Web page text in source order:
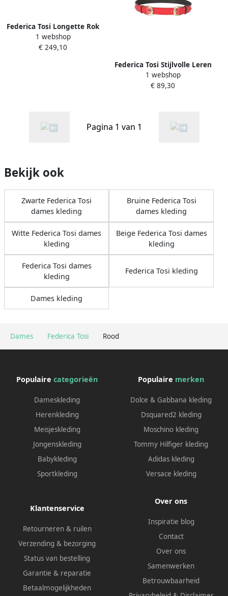
Dames Federica Tosi Rood
Federica Tosi Longette Rok
Red Dames
1 webshop
€ 249,10
Federica Tosi Stijlvolle Leren
Riem voor Vrouwen Red
Dames
1 webshop
€ 89,30
Pagina 1 van 1
Bekijk ook
Zwarte Federica Tosi
dames kleding
Bruine Federica Tosi
dames kleding
Witte Federica Tosi dames
kleding
Beige Federica Tosi dames
kleding
Federica Tosi dames
kleding
Federica Tosi kleding
Dames kleding
Populaire categorieën
Dameskleding
Herenkleding
Meisjeskleding
Jongenskleding
Babykleding
Sportkleding
Populaire merken
Dolce & Gabbana kleding
Dsquared2 kleding
Moschino kleding
Tommy Hilfiger kleding
Adidas kleding
Versace kleding
Klantenservice
Retourneren & ruilen
Verzending & bezorging
Status van bestelling
Garantie & reparatie
Betaalmogelijkheden
Over ons
Inspiratie blog
Contact
Over ons
Samenwerken
Betrouwbaarheid